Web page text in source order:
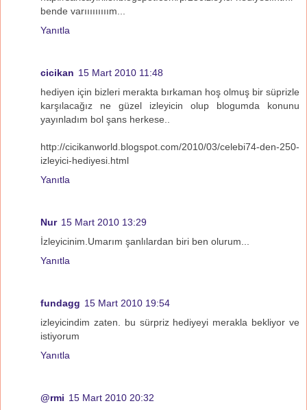
bende varııııııııım...
Yanıtla
cicikan 15 Mart 2010 11:48
hediyen için bizleri merakta bırkaman hoş olmuş bir süprizle
karşılacağız ne güzel izleyicin olup blogumda konunu
yayınladım bol şans herkese..
http://cicikanworld.blogspot.com/2010/03/celebi74-den-250-
izleyici-hediyesi.html
Yanıtla
Nur 15 Mart 2010 13:29
İzleyicinim.Umarım şanlılardan biri ben olurum...
Yanıtla
fundagg 15 Mart 2010 19:54
izleyicindim zaten. bu sürpriz hediyeyi merakla bekliyor ve
istiyorum
Yanıtla
@rmi 15 Mart 2010 20:32